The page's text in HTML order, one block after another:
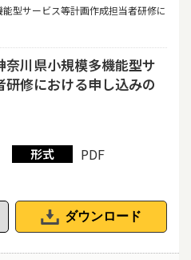
型サービス等計画作成担当者研修に
川県小規模多機能型サ
修における申し込みの
形式 PDF
ダウンロード